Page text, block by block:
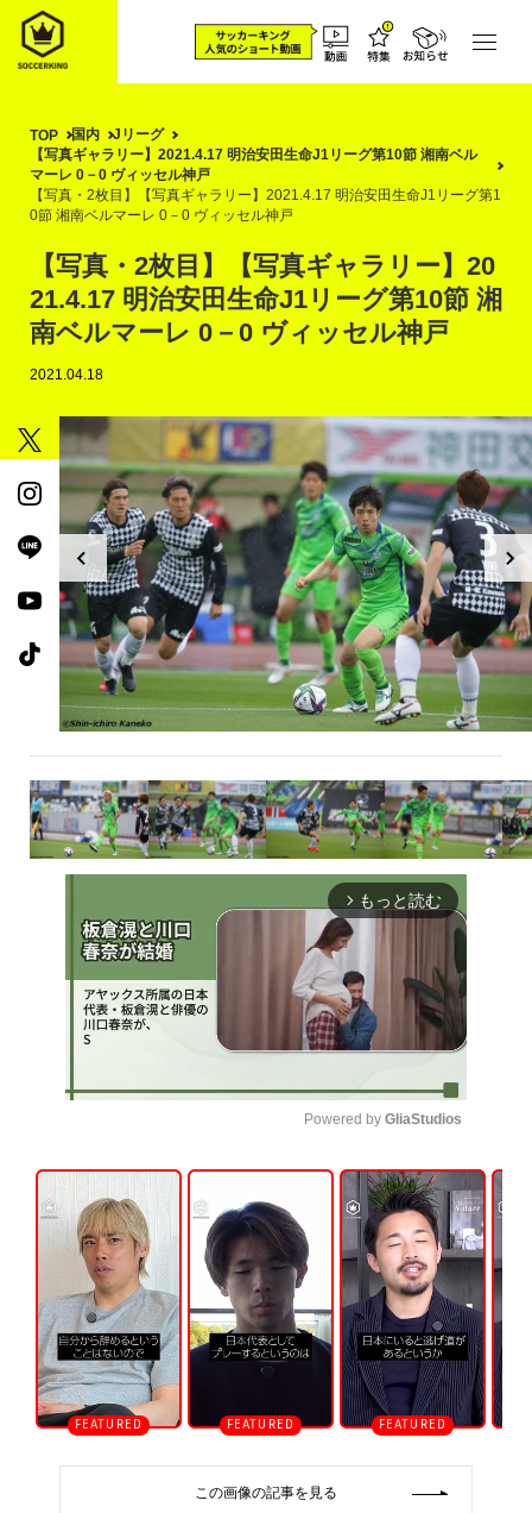
TOP 国内
Jリーグ
【写真ギャラリー】2021.4.17 明治安田生命J1リーグ第10節 湘南ベル
マーレ 0－0 ヴィッセル神戸
【写真・2枚目】【写真ギャラリー】2021.4.17 明治安田生命J1リーグ第1
0節 湘南ベルマーレ 0－0 ヴィッセル神戸
【写真・2枚目】【写真ギャラリー】20
21.4.17 明治安田生命J1リーグ第10節 湘
南ベルマーレ 0－0 ヴィッセル神戸
2021.04.18
arrow_forward_ios もっと読む
U
n
m
u
t
e
Powered by GliaStudios
この画像の記事を見る